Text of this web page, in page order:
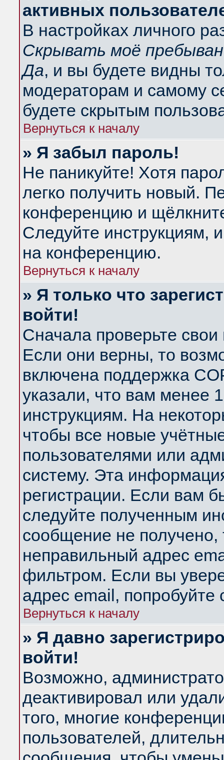
активных
В настройках личного
Скрывать моё
Да, и вы будете видны
модераторам и самому
будете скрытым
Вернуться к началу
» Я забыл пароль!
Не паникуйте! Хотя
легко получить новый.
конференцию и
Следуйте инструкциям,
на конференцию.
Вернуться к началу
» Я только что
войти!
Сначала проверьте
Если они верны, то
включена поддержка
указали, что вам менее
инструкциям. На
чтобы все новые
пользователями или
систему. Эта
регистрации. Если вам
следуйте полученным
сообщение не получено,
неправильный адрес
фильтром. Если вы
адрес email, попробуйте
Вернуться к началу
» Я давно
войти!
Возможно,
деактивировал или
того, многие
пользователей,